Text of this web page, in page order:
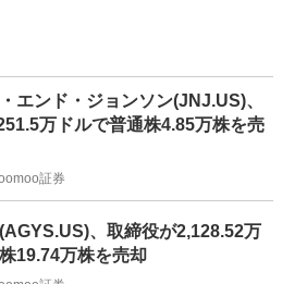
エンド・ジョンソン(JNJ.US)、
万ドルで普通株4.85万株を売
証券
、取締役が2,128.52万
19.74万株を売却